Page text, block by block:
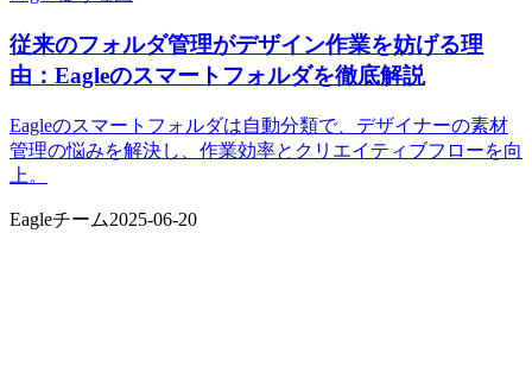
従来のフォルダ管理がデザイン作業を妨げる理
由：Eagleのスマートフォルダを徹底解説
Eagleのスマートフォルダは自動分類で、デザイナーの素材
管理の悩みを解決し、作業効率とクリエイティブフローを向
上。
Eagleチーム2025-06-20